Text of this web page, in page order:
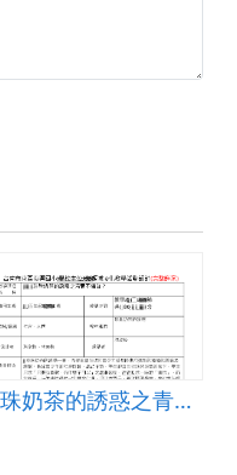
珍珠奶茶的誘惑之青春不留白